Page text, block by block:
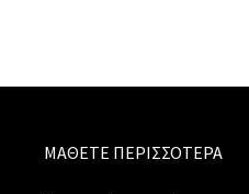
ΜΆΘΕΤΕ ΠΕΡΙΣΣΌΤΕΡΑ